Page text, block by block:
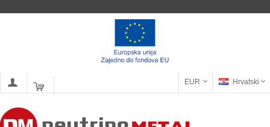
EUR Hrvatski